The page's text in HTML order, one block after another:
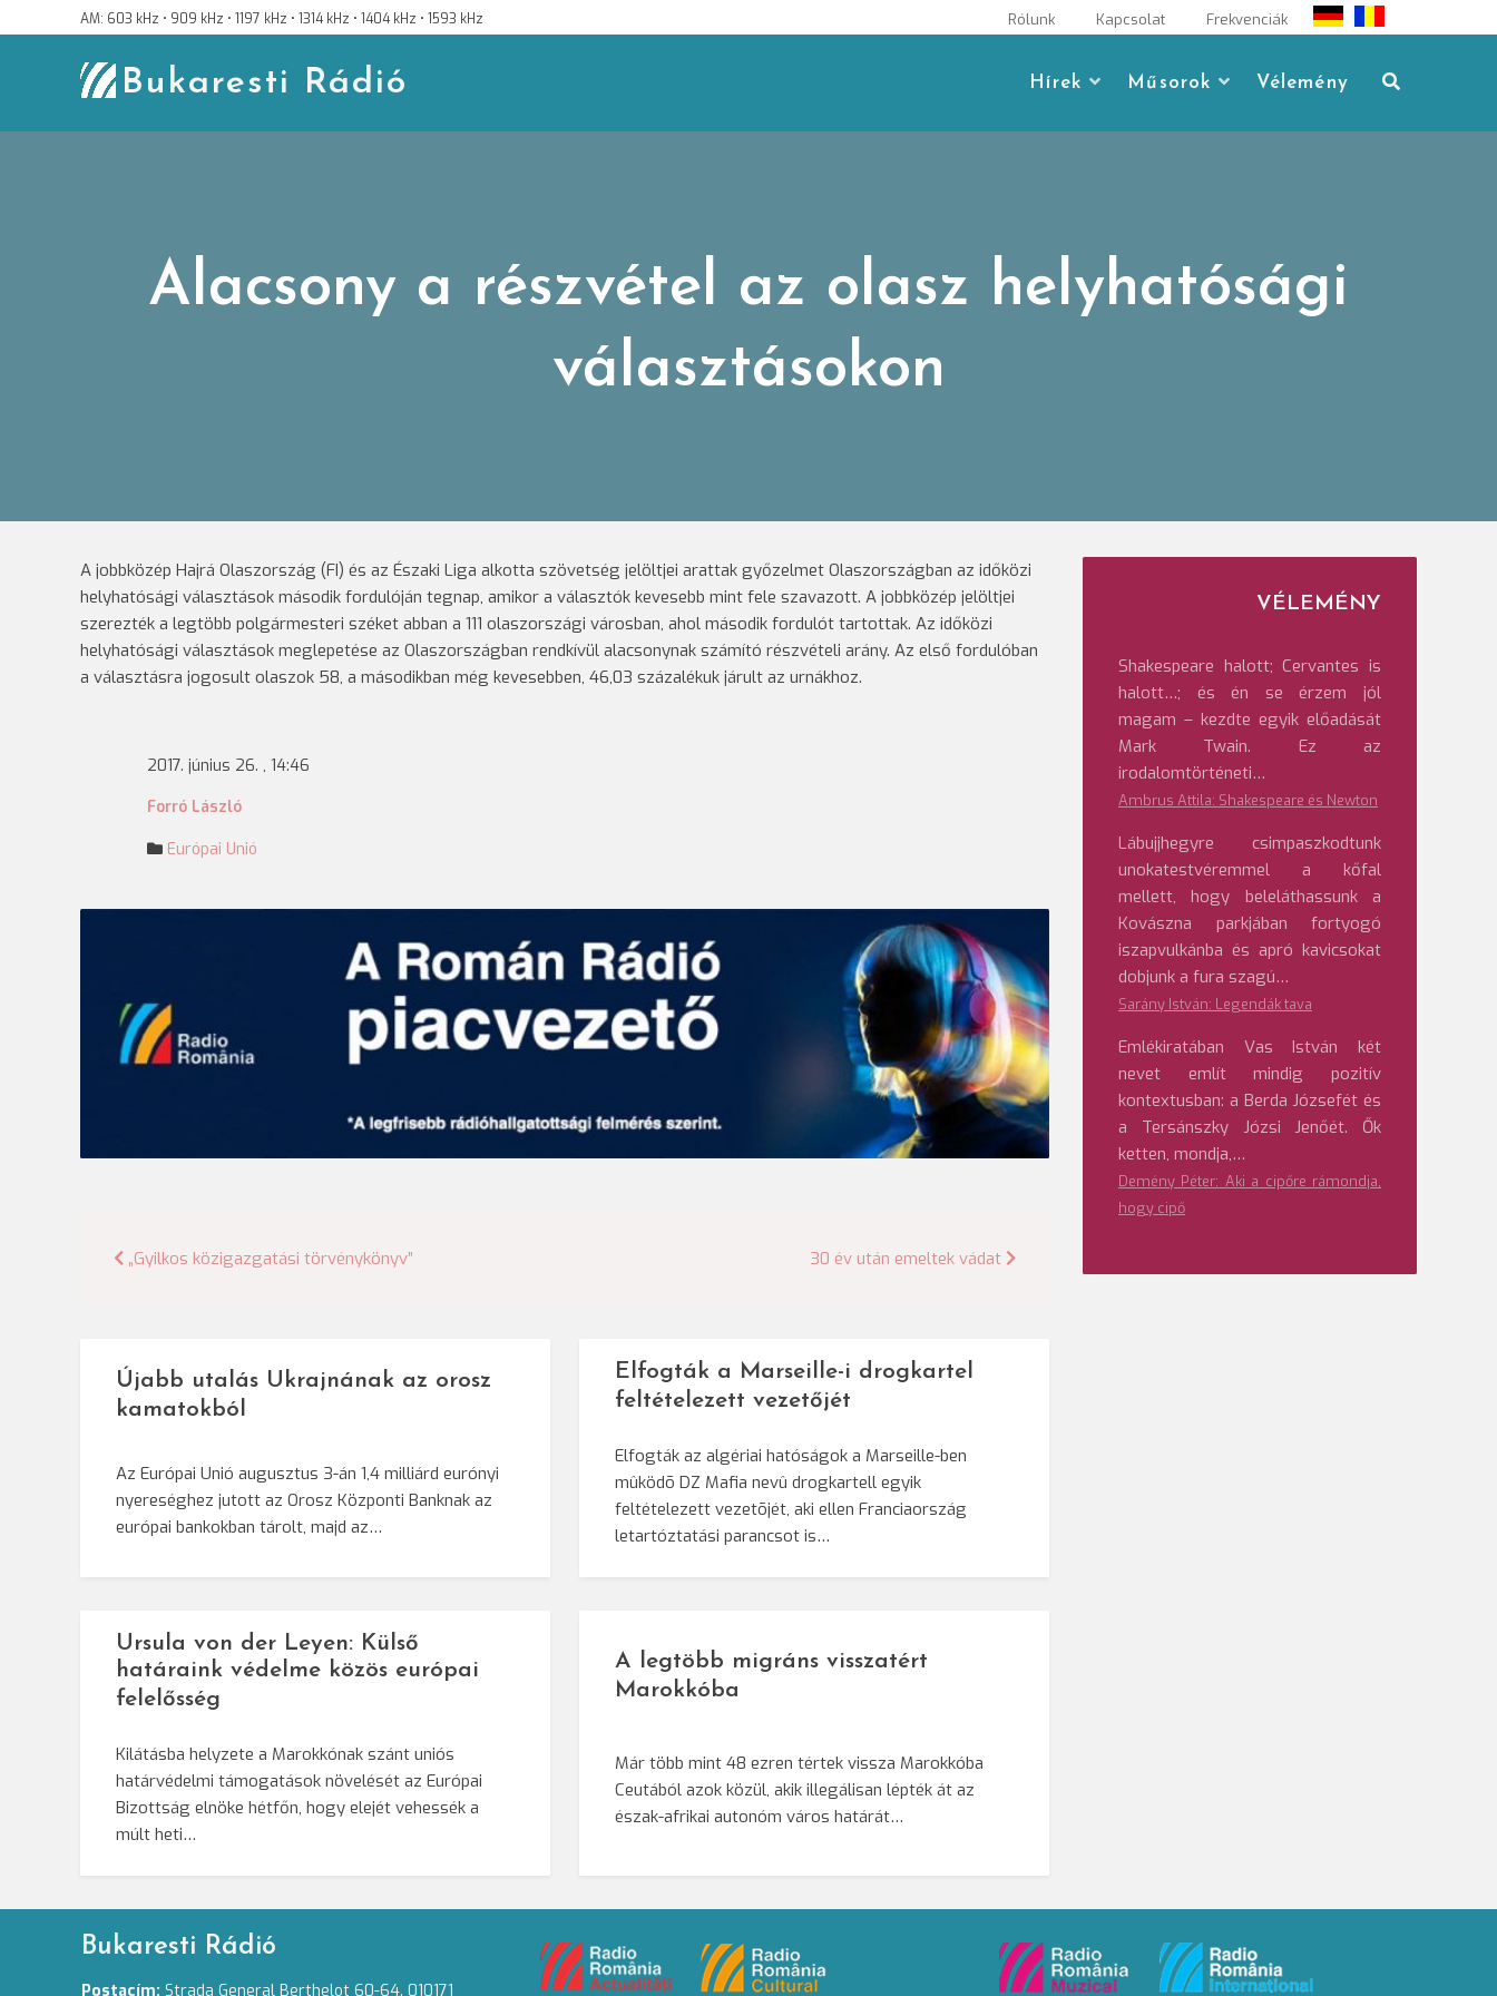
to
AM: 603 kHz • 909 kHz • 1197 kHz • 1314 kHz • 1404 kHz • 1593 kHz Rólunk Kapcsolat Frekvenciák
Bukaresti Rádió Hírek Műsorok Vélemény
Alacsony a részvétel az olasz helyhatósági
választásokon
A jobbközép Hajrá Olaszország (FI) és az Északi Liga alkotta szövetség jelöltjei arattak győzelmet Olaszországban az időközi
helyhatósági választások második fordulóján tegnap, amikor a választók kevesebb mint fele szavazott. A jobbközép jelöltjei
szerezték a legtöbb polgármesteri széket abban a 111 olaszországi városban, ahol második fordulót tartottak. Az időközi
helyhatósági választások meglepetése az Olaszországban rendkívül alacsonynak számító részvételi arány. Az első fordulóban
a választásra jogosult olaszok 58, a másodikban még kevesebben, 46,03 százalékuk járult az urnákhoz.
2017. június 26. , 14:46
Forró László
Európai Unió
Bejegyzés
„Gyilkos közigazgatási törvénykönyv” 30 év után emeltek vádat
Újabb utalás Ukrajnának az orosz
kamatokból
Az Európai Unió augusztus 3-án 1,4 milliárd eurónyi
nyereséghez jutott az Orosz Központi Banknak az
európai bankokban tárolt, majd az…
Elfogták a Marseille-i drogkartel
feltételezett vezetőjét
Elfogták az algériai hatóságok a Marseille-ben
mûködõ DZ Mafia nevû drogkartell egyik
feltételezett vezetõjét, aki ellen Franciaország
letartóztatási parancsot is…
Ursula von der Leyen: Külső
határaink védelme közös európai
felelősség
Kilátásba helyzete a Marokkónak szánt uniós
határvédelmi támogatások növelését az Európai
Bizottság elnöke hétfőn, hogy elejét vehessék a
múlt heti…
A legtöbb migráns visszatért
Marokkóba
Már több mint 48 ezren tértek vissza Marokkóba
Ceutából azok közül, akik illegálisan lépték át az
észak-afrikai autonóm város határát…
VÉLEMÉNY
Shakespeare halott; Cervantes is
halott…; és én se érzem jól
magam – kezdte egyik előadását
Mark Twain. Ez az
irodalomtörténeti…
Ambrus Attila: Shakespeare és Newton
Lábujjhegyre csimpaszkodtunk
unokatestvéremmel a kőfal
mellett, hogy beleláthassunk a
Kovászna parkjában fortyogó
iszapvulkánba és apró kavicsokat
dobjunk a fura szagú…
Sarány István: Legendák tava
Emlékiratában Vas István két
nevet említ mindig pozitív
kontextusban: a Berda Józsefét és
a Tersánszky Józsi Jenőét. Ők
ketten, mondja,…
Demény Péter: Aki a cipőre rámondja,
hogy cipő
Bukaresti Rádió
Postacím: Strada General Berthelot 60-64. 010171